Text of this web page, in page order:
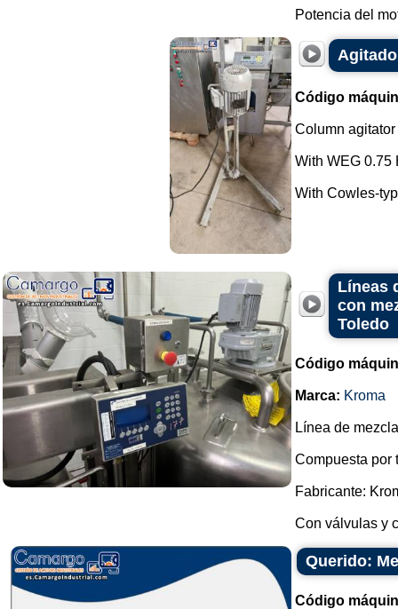
Potencia del
Código
Column
With WEG 0.75
With Cowles-
Líneas
con
Toledo
Código
Marca: Kroma
Línea de
Compuesta por
Fabricante:
Con válvulas y
Querido:
Código